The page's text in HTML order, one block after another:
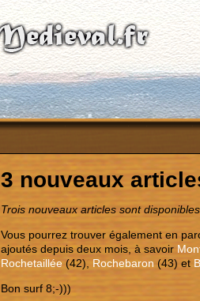
3 nouveaux
Trois nouveaux articles sont
Vous pourrez trouver également en
ajoutés depuis deux mois, à savoir
Rochetaillée (42), Rochebaron (43) et
Bon surf 8;-)))